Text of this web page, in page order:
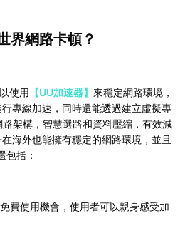
界網路卡頓？
使用 【UU加速器】 來穩定網路環境，
專線加速，同時還能透過建立虛擬專
架構，智慧選路和資料壓縮，有效減
海外也能擁有穩定的網路環境，並且
包括：
費使用機會，使用者可以親身感受加